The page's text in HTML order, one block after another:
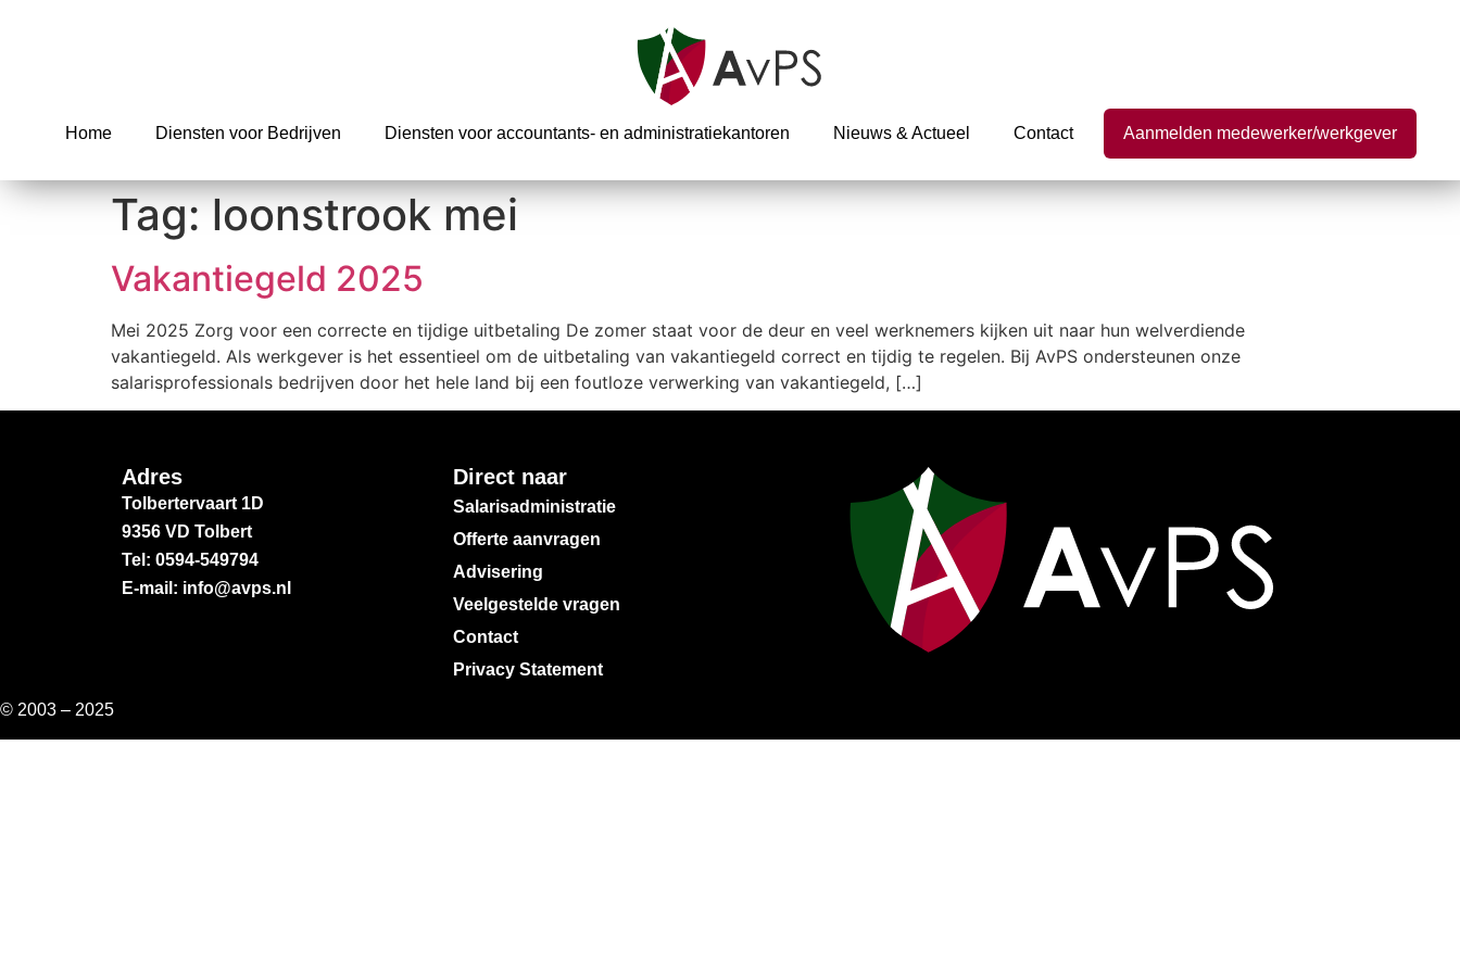
Home Diensten voor Bedrijven Diensten voor accountants- en administratiekantoren Nieuws & Actueel Contact Aanmelden medewerker/werkgever
Tag:loonstrook mei
Vakantiegeld 2025
Mei 2025 Zorg voor een correcte en tijdige uitbetaling De zomer staat voor de deur en veel werknemers kijken uit naar hun welverdiende
vakantiegeld. Als werkgever is het essentieel om de uitbetaling van vakantiegeld correct en tijdig te regelen. Bij AvPS ondersteunen onze
salarisprofessionals bedrijven door het hele land bij een foutloze verwerking van vakantiegeld, […]
Adres
Tolbertervaart 1D
9356 VD Tolbert
Tel: 0594-549794
E-mail: info@avps.nl
Direct naar
Salarisadministratie
Offerte aanvragen
Advisering
Veelgestelde vragen
Contact
Privacy Statement
© 2003 – 2025